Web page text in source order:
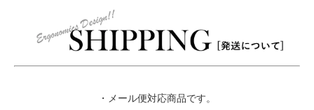
・メール便対応商品です。